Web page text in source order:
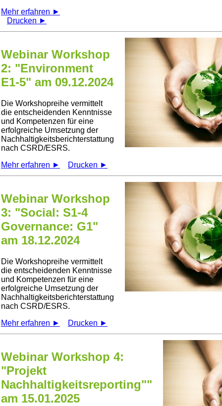
Mehr erfahren ►
Drucken ►
Webinar Workshop
2: "Environment
E1-5" am 09.12.2024
Die Workshopreihe vermittelt
die entscheidenden Kenntnisse
und Kompetenzen für eine
erfolgreiche Umsetzung der
Nachhaltigkeitsberichterstattung
nach CSRD/ESRS.
Mehr erfahren ►
Drucken ►
Webinar Workshop
3: "Social: S1-4
Governance: G1"
am 18.12.2024
Die Workshopreihe vermittelt
die entscheidenden Kenntnisse
und Kompetenzen für eine
erfolgreiche Umsetzung der
Nachhaltigkeitsberichterstattung
nach CSRD/ESRS.
Mehr erfahren ►
Drucken ►
Webinar Workshop 4:
"Projekt
Nachhaltigkeitsreporting""
am 15.01.2025